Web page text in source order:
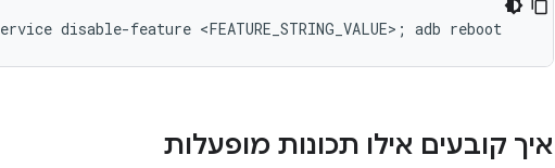
איך קובעים אילו תכונות מופעלות